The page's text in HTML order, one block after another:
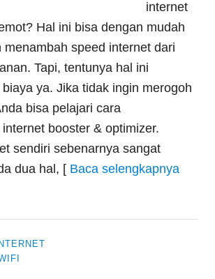
internet
Hal ini bisa dengan mudah
menambah speed internet dari
Tapi, tentunya hal ini
ya. Jika tidak ingin merogoh
bisa pelajari cara
booster & optimizer.
sendiri sebenarnya sangat
dua hal, [ Baca selengkapnya